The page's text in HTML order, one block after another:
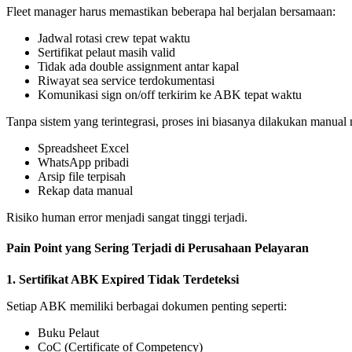
Fleet manager harus memastikan beberapa hal berjalan bersamaan:
Jadwal rotasi crew tepat waktu
Sertifikat pelaut masih valid
Tidak ada double assignment antar kapal
Riwayat sea service terdokumentasi
Komunikasi sign on/off terkirim ke ABK tepat waktu
Tanpa sistem yang terintegrasi, proses ini biasanya dilakukan manual
Spreadsheet Excel
WhatsApp pribadi
Arsip file terpisah
Rekap data manual
Risiko human error menjadi sangat tinggi terjadi.
Pain Point yang Sering Terjadi di Perusahaan Pelayaran
1. Sertifikat ABK Expired Tidak Terdeteksi
Setiap ABK memiliki berbagai dokumen penting seperti:
Buku Pelaut
CoC (Certificate of Competency)